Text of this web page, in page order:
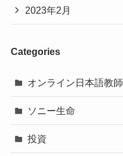
2023年2月
Categories
オンライン日本語教師
ソニー生命
投資